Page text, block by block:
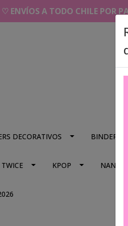
♡ ENVÍOS A TODO CHILE POR
DECORATIVOS BINDERS
TWICE KPOP NANA